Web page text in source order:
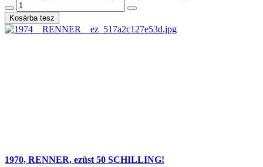
1970, RENNER, ezüst 50 SCHILLING!